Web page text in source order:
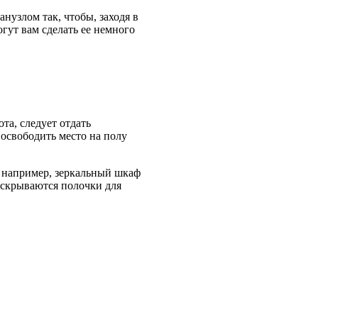
так, чтобы, заходя в
вам сделать ее немного
следует отдать
место на полу
зеркальный шкаф
полочки для